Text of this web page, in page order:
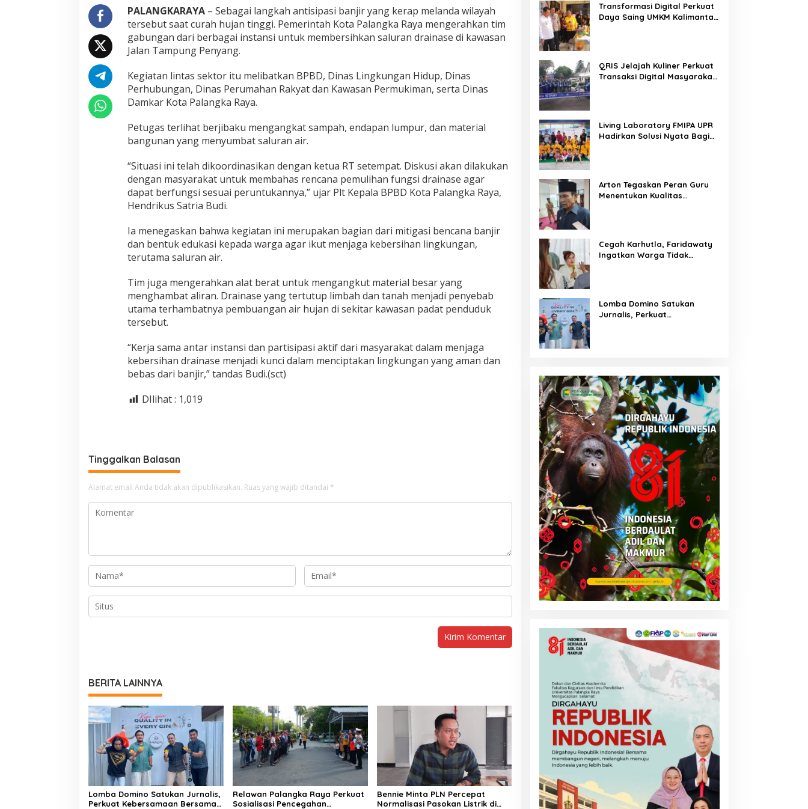
PALANGKARAYA– Sebagai langkah antisipasi banjir yang kerap melanda wilayah
tersebut saat curah hujan tinggi. Pemerintah Kota Palangka Raya mengerahkan tim
gabungan dari berbagai instansi untuk membersihkan saluran drainase di kawasan
Jalan Tampung Penyang.
Kegiatan lintas sektor itu melibatkan BPBD, Dinas Lingkungan Hidup, Dinas
Perhubungan, Dinas Perumahan Rakyat dan Kawasan Permukiman, serta Dinas
Damkar Kota Palangka Raya.
Petugas terlihat berjibaku mengangkat sampah, endapan lumpur, dan material
bangunan yang menyumbat saluran air.
“Situasi ini telah dikoordinasikan dengan ketua RT setempat. Diskusi akan dilakukan
dengan masyarakat untuk membahas rencana pemulihan fungsi drainase agar
dapat berfungsi sesuai peruntukannya,” ujar Plt Kepala BPBD Kota Palangka Raya,
Hendrikus Satria Budi.
Ia menegaskan bahwa kegiatan ini merupakan bagian dari mitigasi bencana banjir
dan bentuk edukasi kepada warga agar ikut menjaga kebersihan lingkungan,
terutama saluran air.
Tim juga mengerahkan alat berat untuk mengangkut material besar yang
menghambat aliran. Drainase yang tertutup limbah dan tanah menjadi penyebab
utama terhambatnya pembuangan air hujan di sekitar kawasan padat penduduk
tersebut.
“Kerja sama antar instansi dan partisipasi aktif dari masyarakat dalam menjaga
kebersihan drainase menjadi kunci dalam menciptakan lingkungan yang aman dan
bebas dari banjir,” tandas Budi.(sct)
DIlihat : 1,019
Tinggalkan Balasan
Alamat email Anda tidak akan dipublikasikan. Ruas yang wajib ditandai *
BERITA LAINNYA
Lomba Domino Satukan Jurnalis,
Perkuat Kebersamaan Bersama
Relawan Palangka Raya Perkuat
Sosialisasi Pencegahan
Bennie Minta PLN Percepat
Normalisasi Pasokan Listrik di
Transformasi Digital Perkuat
Daya Saing UMKM Kalimantan
QRIS Jelajah Kuliner Perkuat
Transaksi Digital Masyarakat
Living Laboratory FMIPA UPR
Hadirkan Solusi Nyata Bagi
Arton Tegaskan Peran Guru
Menentukan Kualitas
Cegah Karhutla, Faridawaty
Ingatkan Warga Tidak
Lomba Domino Satukan
Jurnalis, Perkuat